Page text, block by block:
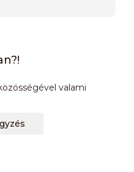
valami